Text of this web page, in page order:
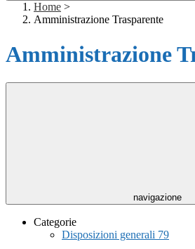
Home >
Amministrazione Trasparente
Amministrazione
navigazione
Categorie
Disposizioni generali 79